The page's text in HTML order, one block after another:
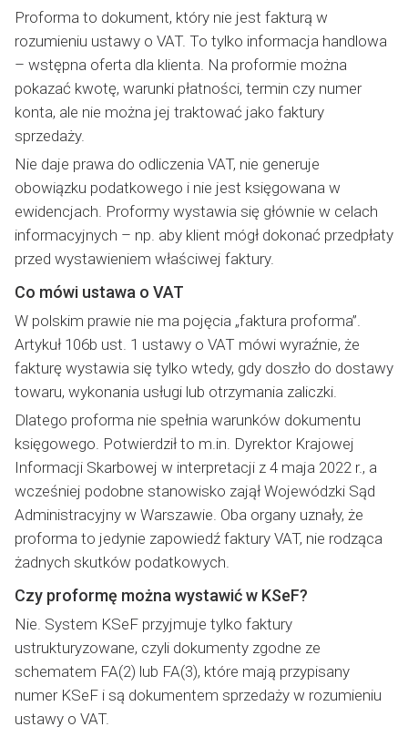
Proforma to dokument, który nie jest fakturą w
rozumieniu ustawy o VAT. To tylko informacja handlowa
– wstępna oferta dla klienta. Na proformie można
pokazać kwotę, warunki płatności, termin czy numer
konta, ale nie można jej traktować jako faktury
sprzedaży.
Nie daje prawa do odliczenia VAT, nie generuje
obowiązku podatkowego i nie jest księgowana w
ewidencjach. Proformy wystawia się głównie w celach
informacyjnych – np. aby klient mógł dokonać przedpłaty
przed wystawieniem właściwej faktury.
Co mówi ustawa o VAT
W polskim prawie nie ma pojęcia „faktura proforma”.
Artykuł 106b ust. 1 ustawy o VAT mówi wyraźnie, że
fakturę wystawia się tylko wtedy, gdy doszło do dostawy
towaru, wykonania usługi lub otrzymania zaliczki.
Dlatego proforma nie spełnia warunków dokumentu
księgowego. Potwierdził to m.in. Dyrektor Krajowej
Informacji Skarbowej w interpretacji z 4 maja 2022 r., a
wcześniej podobne stanowisko zajął Wojewódzki Sąd
Administracyjny w Warszawie. Oba organy uznały, że
proforma to jedynie zapowiedź faktury VAT, nie rodząca
żadnych skutków podatkowych.
Czy proformę można wystawić w KSeF?
Nie. System KSeF przyjmuje tylko faktury
ustrukturyzowane, czyli dokumenty zgodne ze
schematem FA(2) lub FA(3), które mają przypisany
numer KSeF i są dokumentem sprzedaży w rozumieniu
ustawy o VAT.